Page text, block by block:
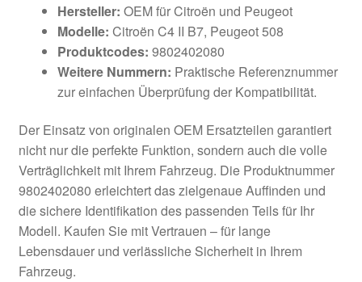
Hersteller: OEM für Citroën und Peugeot
Modelle: Citroën C4 II B7, Peugeot 508
Produktcodes: 9802402080
Weitere Nummern: Praktische Referenznummer
zur einfachen Überprüfung der Kompatibilität.
Der Einsatz von originalen OEM Ersatzteilen garantiert
nicht nur die perfekte Funktion, sondern auch die volle
Verträglichkeit mit Ihrem Fahrzeug. Die Produktnummer
9802402080 erleichtert das zielgenaue Auffinden und
die sichere Identifikation des passenden Teils für Ihr
Modell. Kaufen Sie mit Vertrauen – für lange
Lebensdauer und verlässliche Sicherheit in Ihrem
Fahrzeug.